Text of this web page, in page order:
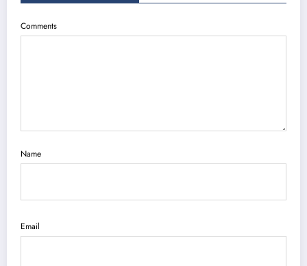
Comments
Name
Email